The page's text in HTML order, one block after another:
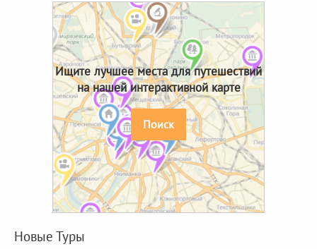
Ищите лучшее места для путешествий
на нашей интерактивной карте
Поиск
Новые Туры